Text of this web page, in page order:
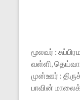
மூலவர் :
வள்ளி,
முன்ஊர் :
பாவின்